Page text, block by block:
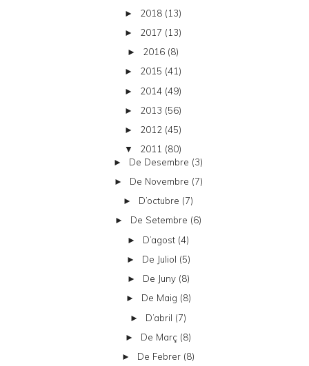
► 2018 (13)
► 2017 (13)
► 2016 (8)
► 2015 (41)
► 2014 (49)
► 2013 (56)
► 2012 (45)
▼ 2011 (80)
► De Desembre (3)
► De Novembre (7)
► D’octubre (7)
► De Setembre (6)
► D’agost (4)
► De Juliol (5)
► De Juny (8)
► De Maig (8)
► D’abril (7)
► De Març (8)
► De Febrer (8)